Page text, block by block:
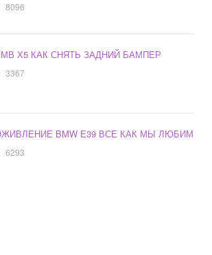
8096
Х5 КАК СНЯТЬ ЗАДНИЙ БАМПЕР
3367
BMW E39 ВСЕ КАК МЫ ЛЮБИМ
6293